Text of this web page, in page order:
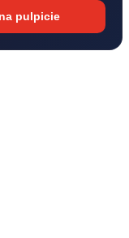
pulpicie